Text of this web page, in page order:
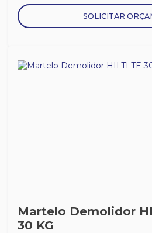
SOLICITAR
Martelo Demolidor
30 KG